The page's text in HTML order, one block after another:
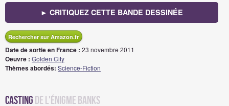
► CRITIQUEZ CETTE BANDE DESSINÉE
Rechercher sur Amazon.fr
Date de sortie en France : 23 novembre 2011
Oeuvre : Golden City
Thèmes abordés: Science-Fiction
Casting de L'Énigme Banks